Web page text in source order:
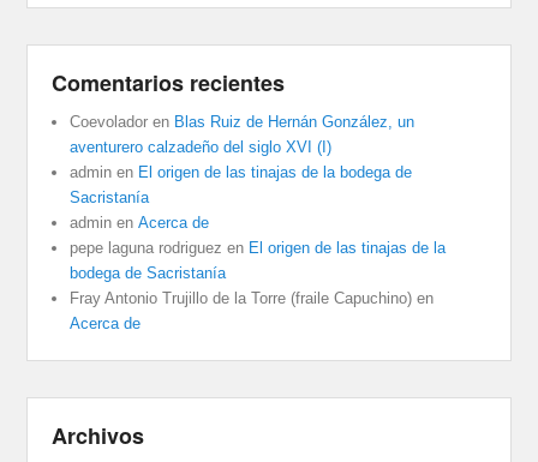
Comentarios recientes
Coevolador en Blas Ruiz de Hernán González, un
aventurero calzadeño del siglo XVI (I)
admin en El origen de las tinajas de la bodega de
Sacristanía
admin enAcerca de
pepe laguna rodriguez en El origen de las tinajas de la
bodega de Sacristanía
Fray Antonio Trujillo de la Torre (fraile Capuchino) en
Acerca de
Archivos